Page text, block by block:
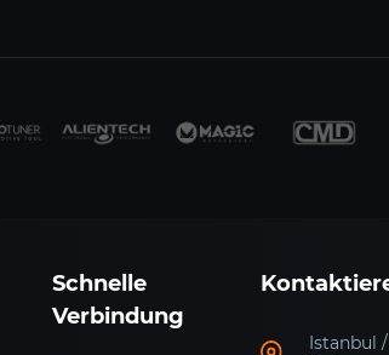
Schnelle
Verbindung
Istanbul /